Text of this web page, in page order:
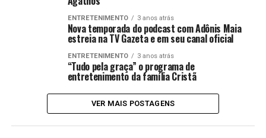
ENTRETENIMENTO 3 anos atrás
Nova temporada do podcast com Adônis Maia
estreia na TV Gazeta e em seu canal oficial
ENTRETENIMENTO 3 anos atrás
“Tudo pela graça” o programa de
entretenimento da família Cristã
VER MAIS POSTAGENS